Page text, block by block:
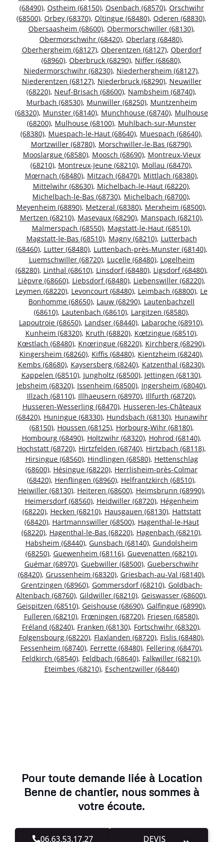
(68490), Ostheim (68150), Osenbach (68570), Orschwihr
(68500), Orbey (68370), Oltingue (68480), Oderen (68830),
Obersaasheim (68600), Obermorschwiller (68130),
Obermorschwihr (68420), Oberlarg (68480),
Oberhergheim (68127), Oberentzen (68127), Oberdorf
(68960), Oberbruck (68290), Niffer (68680),
Niedermorschwihr (68230), Niederhergheim (68127),
Niederentzen (68127), Niederbruck (68290), Neuwiller
(68220), Neuf-Brisach (68600), Nambsheim (68740),
Murbach (68530), Munwiller (68250), Muntzenheim
(68320), Munster (68140), Munchhouse (68740), Mulhouse
(68200), Mulhouse (68100), Muhlbach-sur-Munster
(68380), Muespach-le-Haut (68640), Muespach (68640),
Mortzwiller (68780), Morschwiller-le-Bas (68790),
Mooslargue (68580), Moosch (68690), Montreux-Vieux
(68210), Montreux-Jeune (68210), Mollau (68470),
Mœrnach (68480), Mitzach (68470), Mittlach (68380),
Mittelwihr (68630), Michelbach-le-Haut (68220),
Michelbach-le-Bas (68730), Michelbach (68700),
Meyenheim (68890), Metzeral (68380), Merxheim (68500),
Mertzen (68210), Masevaux (68290), Manspach (68210),
Malmerspach (68550), Magstatt-le-Haut (68510),
Magstatt-le-Bas (68510), Magny (68210), Lutterbach
(68460), Lutter (68480), Luttenbach-près-Munster (68140),
Luemschwiller (68720), Lucelle (68480), Logelheim
(68280), Linthal (68610), Linsdorf (68480), Ligsdorf (68480),
Lièpvre (68660), Liebsdorf (68480), Liebenswiller (68220),
Leymen (68220), Levoncourt (68480), Leimbach (68800), Le
Bonhomme (68650), Lauw (68290), Lautenbachzell
(68610), Lautenbach (68610), Largitzen (68580),
Lapoutroie (68650), Landser (68440), Labaroche (68910),
Kunheim (68320), Kruth (68820), Kœtzingue (68510),
Kœstlach (68480), Knœringue (68220), Kirchberg (68290),
Kingersheim (68260), Kiffis (68480), Kientzheim (68240),
Kembs (68680), Kaysersberg (68240), Katzenthal (68230),
Kappelen (68510), Jungholtz (68500), Jettingen (68130),
Jebsheim (68320), Issenheim (68500), Ingersheim (68040),
Illzach (68110), Illhaeusern (68970), Illfurth (68720),
Husseren-Wesserling (68470), Husseren-les-Châteaux
(68420), Huningue (68330), Hundsbach (68130), Hunawihr
(68150), Houssen (68125), Horbourg-Wihr (68180),
Hombourg (68490), Holtzwihr (68320), Hohrod (68140),
Hochstatt (68720), Hirtzfelden (68740), Hirtzbach (68118),
Hirsingue (68560), Hindlingen (68580), Hettenschlag
(68600), Hésingue (68220), Herrlisheim-près-Colmar
(68420), Henflingen (68960), Helfrantzkirch (68510),
Heiwiller (68130), Heiteren (68600), Heimsbrunn (68990),
Heimersdorf (68560), Heidwiller (68720), Hégenheim
(68220), Hecken (68210), Hausgauen (68130), Hattstatt
(68420), Hartmannswiller (68500), Hagenthal-le-Haut
(68220), Hagenthal-le-Bas (68220), Hagenbach (68210),
Habsheim (68440), Gunsbach (68140), Gundolsheim
(68250), Guewenheim (68116), Guevenatten (68210),
Guémar (68970), Guebwiller (68500), Gueberschwihr
(68420), Grussenheim (68320), Griesbach-au-Val (68140),
Grentzingen (68960), Gommersdorf (68210), Goldbach-
Altenbach (68760), Gildwiller (68210), Geiswasser (68600),
Geispitzen (68510), Geishouse (68690), Galfingue (68990),
Fulleren (68210), Frœningen (68720), Friesen (68580),
Fréland (68240), Franken (68130), Fortschwihr (68320),
Folgensbourg (68220), Flaxlanden (68720), Fislis (68480),
Fessenheim (68740), Ferrette (68480), Fellering (68470),
Feldkirch (68540), Feldbach (68640), Falkwiller (68210),
Eteimbes (68210), Eschentzwiller (68440)
Pour toute demande liée à Location
Benne de chantier, nous sommes à
votre écoute.
06.63.53.17.27 DEVIS